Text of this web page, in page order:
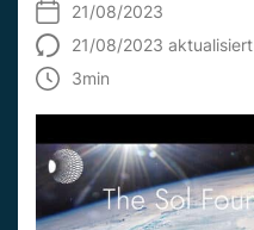
21/08/2023
21/08/2023 aktualisiert
3min